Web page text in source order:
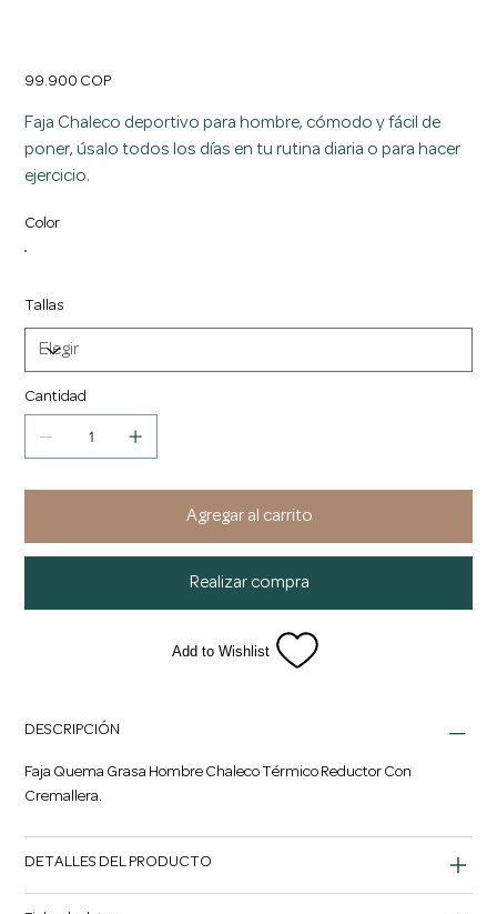
Precio
99.900 COP
Faja Chaleco deportivo para hombre, cómodo y fácil de
poner, úsalo todos los días en tu rutina diaria o para hacer
ejercicio.
Color
Tallas
Cantidad
Agregar al carrito
Realizar compra
Add to Wishlist
DESCRIPCIÓN
Faja Quema Grasa Hombre Chaleco Térmico Reductor Con
Cremallera.
DETALLES DEL PRODUCTO